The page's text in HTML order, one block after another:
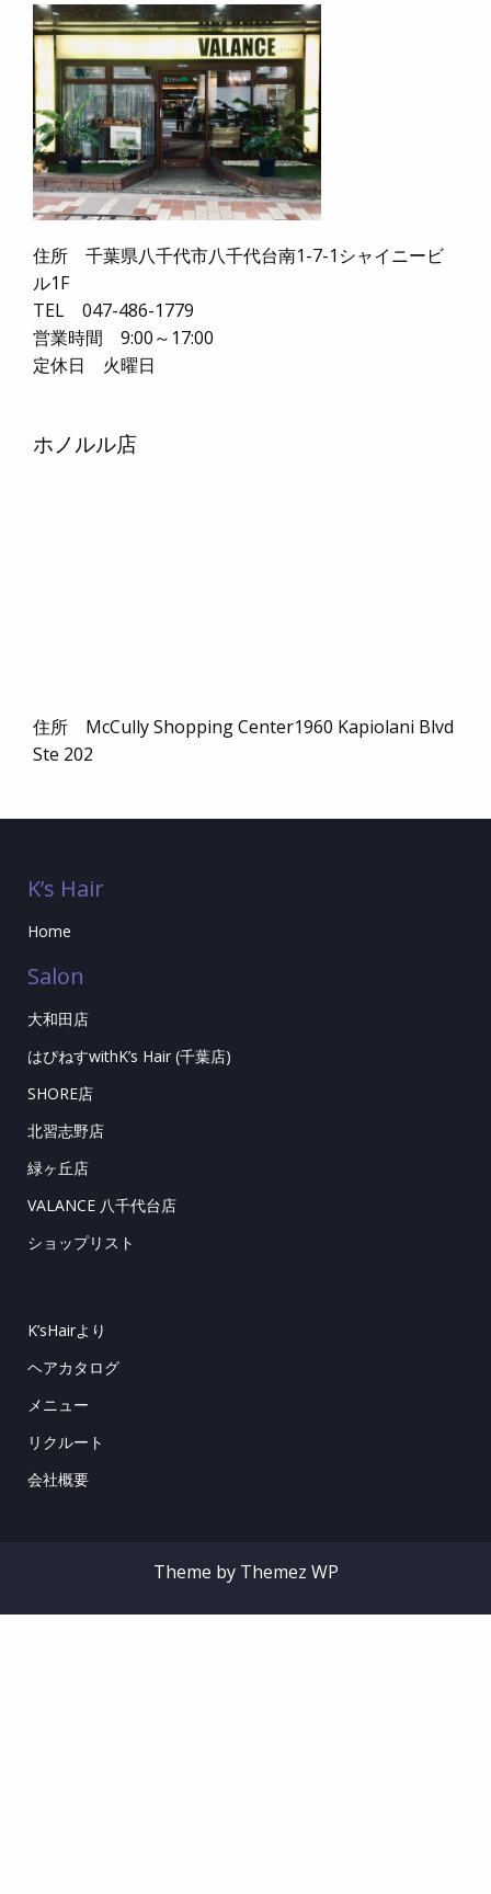
住所 千葉県八千代市八千代台南1-7-1シャイニービ
ル1F
TEL 047-486-1779
営業時間 9:00～17:00
定休日 火曜日
ホノルル店
住所 McCully Shopping Center1960 Kapiolani Blvd
Ste 202
K’s Hair
Home
Salon
大和田店
はぴねすwithK’s Hair (千葉店)
SHORE店
北習志野店
緑ヶ丘店
VALANCE 八千代台店
ショップリスト
K’sHairより
ヘアカタログ
メニュー
リクルート
会社概要
Theme by Themez WP